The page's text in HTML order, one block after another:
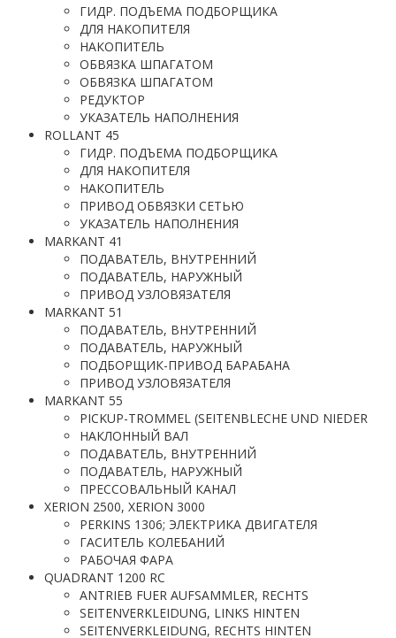
ГИДР. ПОДЪЕМА ПОДБОРЩИКА
ДЛЯ НАКОПИТЕЛЯ
НАКОПИТЕЛЬ
ОБВЯЗКА ШПАГАТОМ
ОБВЯЗКА ШПАГАТОМ
РЕДУКТОР
УКАЗАТЕЛЬ НАПОЛНЕНИЯ
ROLLANT 45
ГИДР. ПОДЪЕМА ПОДБОРЩИКА
ДЛЯ НАКОПИТЕЛЯ
НАКОПИТЕЛЬ
ПРИВОД ОБВЯЗКИ СЕТЬЮ
УКАЗАТЕЛЬ НАПОЛНЕНИЯ
MARKANT 41
ПОДАВАТЕЛЬ, ВНУТРЕННИЙ
ПОДАВАТЕЛЬ, НАРУЖНЫЙ
ПРИВОД УЗЛОВЯЗАТЕЛЯ
MARKANT 51
ПОДАВАТЕЛЬ, ВНУТРЕННИЙ
ПОДАВАТЕЛЬ, НАРУЖНЫЙ
ПОДБОРЩИК-ПРИВОД БАРАБАНА
ПРИВОД УЗЛОВЯЗАТЕЛЯ
MARKANT 55
PICKUP-TROMMEL (SEITENBLECHE UND NIEDER
НАКЛОННЫЙ ВАЛ
ПОДАВАТЕЛЬ, ВНУТРЕННИЙ
ПОДАВАТЕЛЬ, НАРУЖНЫЙ
ПРЕССОВАЛЬНЫЙ КАНАЛ
XERION 2500, XERION 3000
PERKINS 1306; ЭЛЕКТРИКА ДВИГАТЕЛЯ
ГАСИТЕЛЬ КОЛЕБАНИЙ
РАБОЧАЯ ФАРА
QUADRANT 1200 RC
ANTRIEB FUER AUFSAMMLER, RECHTS
SEITENVERKLEIDUNG, LINKS HINTEN
SEITENVERKLEIDUNG, RECHTS HINTEN